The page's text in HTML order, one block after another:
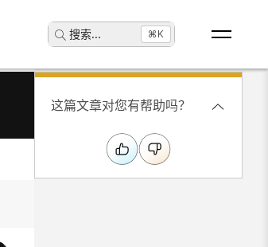
搜索... ⌘K
这篇文章对您有帮助吗？